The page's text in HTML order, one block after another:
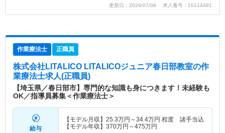
更新日：2026/07/08 求人番号：10114481
作業療法士 正職員
株式会社LITALICO LITALICOジュニア春日部教室の作
業療法士求人(正職員)
【埼玉県／春日部市】専門的な知識も身につきます！未経験も
OK／指導員募集＜作業療法士＞
給与
【モデル月収】 25.3万円～34.4万円 程度 諸手当込
【モデル年収】 370万円～475万円